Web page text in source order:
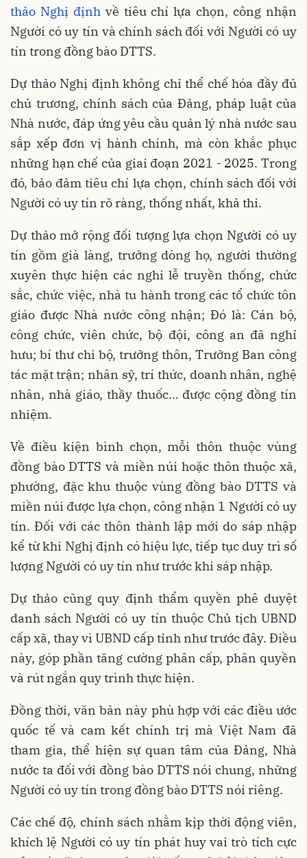
thảo Nghị địnhvề tiêu chí lựa chọn, công nhận
Người có uy tín và chính sách đối với Người có uy
tín trong đồng bào DTTS.
Dự thảo Nghị định không chỉ thể chế hóa đầy đủ
chủ trương, chính sách của Đảng, pháp luật của
Nhà nước, đáp ứng yêu cầu quản lý nhà nước sau
sắp xếp đơn vị hành chính, mà còn khắc phục
những hạn chế của giai đoạn 2021 - 2025. Trong
đó, bảo đảm tiêu chí lựa chọn, chính sách đối với
Người có uy tín rõ ràng, thống nhất, khả thi.
Dự thảo mở rộng đối tượng lựa chọn Người có uy
tín gồm già làng, trưởng dòng họ, người thường
xuyên thực hiện các nghi lễ truyền thống, chức
sắc, chức việc, nhà tu hành trong các tổ chức tôn
giáo được Nhà nước công nhận; Đó là: Cán bộ,
công chức, viên chức, bộ đội, công an đã nghỉ
hưu; bí thư chi bộ, trưởng thôn, Trưởng Ban công
tác mặt trận; nhân sỹ, trí thức, doanh nhân, nghệ
nhân, nhà giáo, thầy thuốc… được cộng đồng tín
nhiệm.
Về điều kiện bình chọn, mỗi thôn thuộc vùng
đồng bào DTTS và miền núi hoặc thôn thuộc xã,
phường, đặc khu thuộc vùng đồng bào DTTS và
miền núi được lựa chọn, công nhận 1 Người có uy
tín. Đối với các thôn thành lập mới do sáp nhập
kể từ khi Nghị định có hiệu lực, tiếp tục duy trì số
lượng Người có uy tín như trước khi sáp nhập.
Dự thảo cũng quy định thẩm quyền phê duyệt
danh sách Người có uy tín thuộc Chủ tịch UBND
cấp xã, thay vì UBND cấp tỉnh như trước đây. Điều
này, góp phần tăng cường phân cấp, phân quyền
và rút ngắn quy trình thực hiện.
Đồng thời, văn bản này phù hợp với các điều ước
quốc tế và cam kết chính trị mà Việt Nam đã
tham gia, thể hiện sự quan tâm của Đảng, Nhà
nước ta đối với đồng bào DTTS nói chung, những
Người có uy tín trong đồng bào DTTS nói riêng.
Các chế độ, chính sách nhằm kịp thời động viên,
khích lệ Người có uy tín phát huy vai trò tích cực